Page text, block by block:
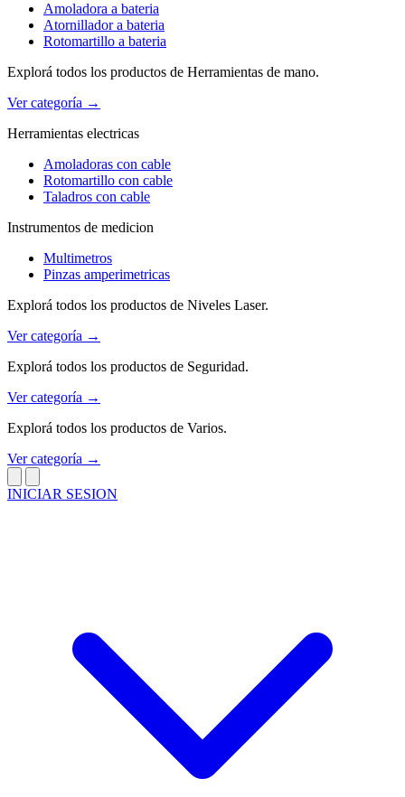
Amoladora a bateria
Atornillador a bateria
Rotomartillo a bateria
Explorá todos los productos de Herramientas de mano.
Ver categoría →
Herramientas electricas
Amoladoras con cable
Rotomartillo con cable
Taladros con cable
Instrumentos de medicion
Multimetros
Pinzas amperimetricas
Explorá todos los productos de Niveles Laser.
Ver categoría →
Explorá todos los productos de Seguridad.
Ver categoría →
Explorá todos los productos de Varios.
Ver categoría →
INICIAR SESION